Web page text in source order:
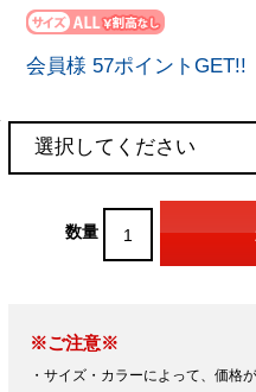
会員様 57ポイントGET!!
数量
※ご注意※
・サイズ・カラーによって、価格